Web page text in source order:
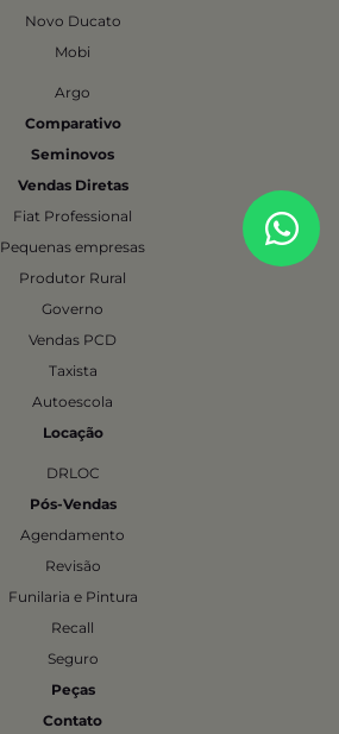
Novo Ducato
Mobi
Argo
Comparativo
Seminovos
Vendas Diretas
Fiat Professional
Pequenas empresas
Produtor Rural
Governo
Vendas PCD
Taxista
Autoescola
Locação
DRLOC
Pós-Vendas
Agendamento
Revisão
Funilaria e Pintura
Recall
Seguro
Peças
Contato